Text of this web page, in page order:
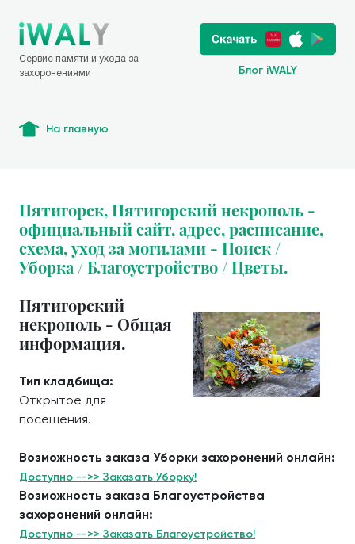
Сервис памяти и ухода за
захоронениями
Блог iWALY
На главную
Пятигорск, Пятигорский некрополь -
официальный сайт, адрес, расписание,
схема, уход за могилами - Поиск /
Уборка / Благоустройство / Цветы.
Пятигорский
некрополь - Общая
информация.
Тип кладбища:
Открытое для
посещения.
Возможность заказа Уборки захоронений онлайн:
Доступно -->> Заказать Уборку!
Возможность заказа Благоустройства
захоронений онлайн:
Доступно -->> Заказать Благоустройство!